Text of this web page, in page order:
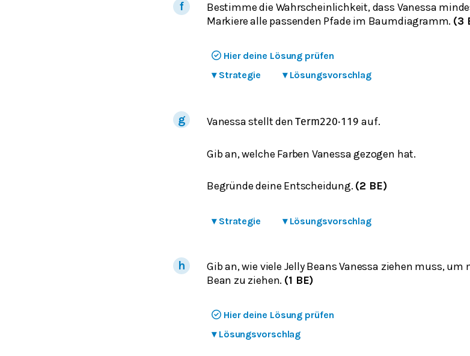
Bestimme die Wahrscheinlichkeit, dass Vanessa
Markiere alle passenden Pfade im Baumdiagramm. (3
Hier deine Lösung prüfen
▾ Strategie ▾ Lösungsvorschlag
Vanessa stellt denTerm220⋅1 19 auf.
Gib an, welche Farben Vanessa gezogen hat.
Begründe deine Entscheidung. (2 BE)
▾ Strategie ▾ Lösungsvorschlag
Gib an, wie viele Jelly Beans Vanessa ziehen muss,
Bean zu ziehen. (1 BE)
Hier deine Lösung prüfen
▾ Lösungsvorschlag